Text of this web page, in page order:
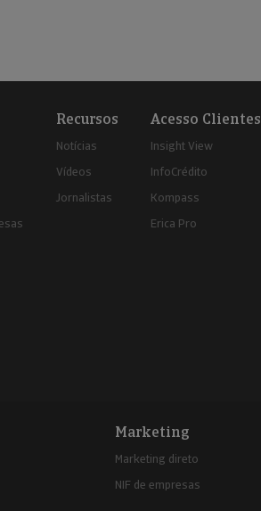
Recursos
Notícias
Vídeos
Jornalistas
Acesso Clientes
Insight View
InfoCrédito
Kompass
Erica Pro
Marketing
Marketing direto
NIF de empresas